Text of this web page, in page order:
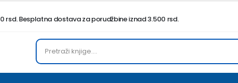
rsd. Besplatna dostava za porudžbine iznad 3.500 rsd.